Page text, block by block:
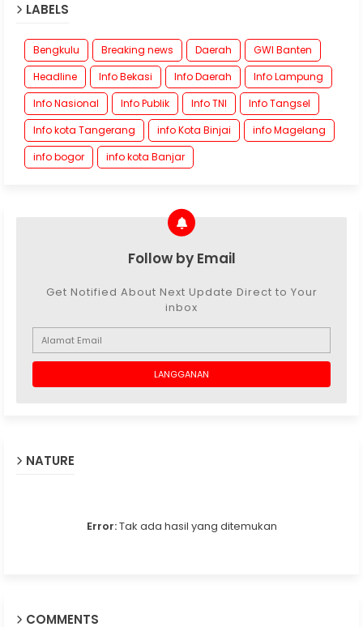
LABELS
Bengkulu Breaking news Daerah
GWI Banten
Headline
Info Bekasi Info Daerah
Info Lampung
Info Nasional
Info Publik Info TNI
Info Tangsel
Info kota Tangerang
info Kota Binjai
info Magelang
info bogor
info kota Banjar
Follow by Email
Get Notified About Next Update Direct to Your
inbox
NATURE
Error:Tak ada hasil yang ditemukan
COMMENTS